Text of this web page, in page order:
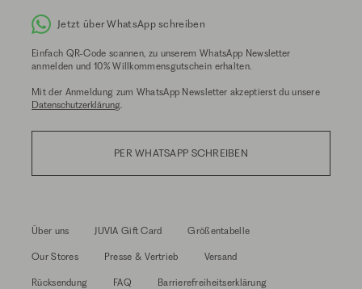
Jetzt über WhatsApp schreiben
Einfach QR-Code scannen, zu unserem WhatsApp Newsletter
anmelden und 10% Willkommensgutschein erhalten.
Mit der Anmeldung zum WhatsApp Newsletter akzeptierst du unsere
Datenschutzerklärung
PER WHATSAPP SCHREIBEN
Über uns JUVIA Gift Card Größentabelle
Our Stores Presse & Vertrieb Versand
Rücksendung FAQ Barrierefreiheitserklärung